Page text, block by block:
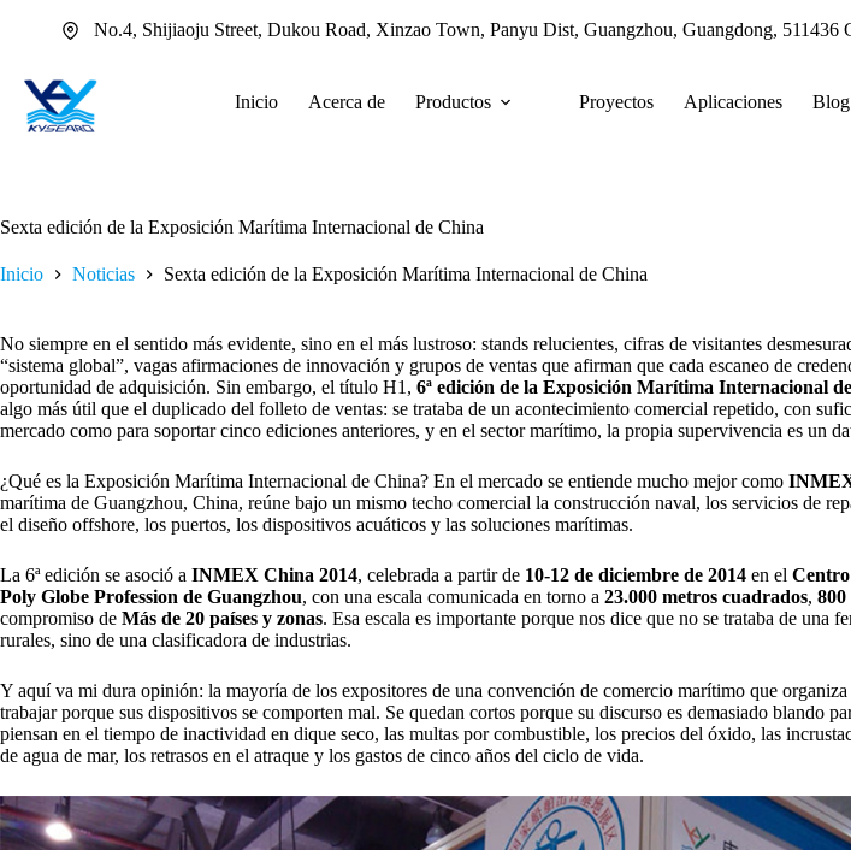
No.4, Shijiaoju Street, Dukou Road, Xinzao Town, Panyu Dist, Guangzhou, Guangdong, 511436
Inicio Acerca de Productos Proyectos Aplicaciones Blog
Sexta edición de la Exposición Marítima Internacional de China
Inicio Noticias Sexta edición de la Exposición Marítima Internacional de China
No siempre en el sentido más evidente, sino en el más lustroso: stands relucientes, cifras de visitantes
“sistema global”, vagas afirmaciones de innovación y grupos de ventas que afirman que cada escaneo de
oportunidad de adquisición. Sin embargo, el título H1, 6ª edición de la Exposición Marítima Internacional
algo más útil que el duplicado del folleto de ventas: se trataba de un acontecimiento comercial repetido, con
mercado como para soportar cinco ediciones anteriores, y en el sector marítimo, la propia supervivencia es un
¿Qué es la Exposición Marítima Internacional de China? En el mercado se entiende mucho mejor como
marítima de Guangzhou, China, reúne bajo un mismo techo comercial la construcción naval, los servicios de
el diseño offshore, los puertos, los dispositivos acuáticos y las soluciones marítimas.
La 6ª edición se asoció a INMEX China 2014, celebrada a partir de 10-12 de diciembre de 2014 en el Centro
Poly Globe Profession de Guangzhou, con una escala comunicada en torno a 23.000 metros cuadrados, 800
compromiso de Más de 20 países y zonas. Esa escala es importante porque nos dice que no se trataba de una
rurales, sino de una clasificadora de industrias.
Y aquí va mi dura opinión: la mayoría de los expositores de una convención de comercio marítimo que
trabajar porque sus dispositivos se comporten mal. Se quedan cortos porque su discurso es demasiado blando
piensan en el tiempo de inactividad en dique seco, las multas por combustible, los precios del óxido, las
de agua de mar, los retrasos en el atraque y los gastos de cinco años del ciclo de vida.